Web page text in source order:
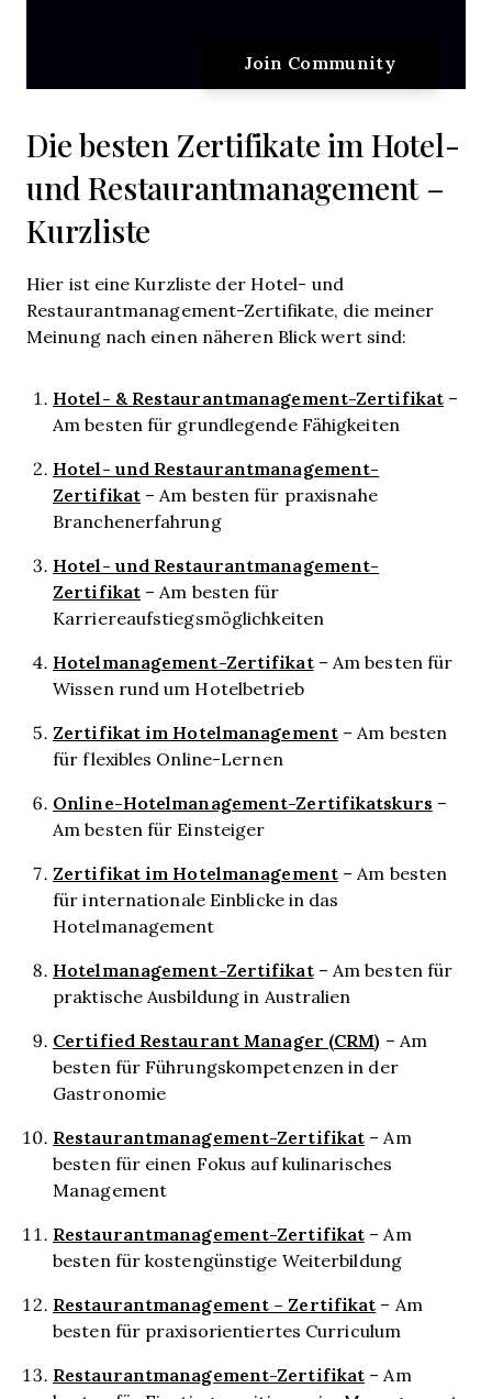
Die besten Zertifikate im Hotel-
und Restaurantmanagement –
Kurzliste
Hier ist eine Kurzliste der Hotel- und
Restaurantmanagement-Zertifikate, die meiner
Meinung nach einen näheren Blick wert sind:
Hotel- & Restaurantmanagement-Zertifikat –
Am besten für grundlegende Fähigkeiten
Hotel- und Restaurantmanagement-
Zertifikat – Am besten für praxisnahe
Branchenerfahrung
Hotel- und Restaurantmanagement-
Zertifikat – Am besten für
Karriereaufstiegsmöglichkeiten
Hotelmanagement-Zertifikat– Am besten für
Wissen rund um Hotelbetrieb
Zertifikat im Hotelmanagement– Am besten
für flexibles Online-Lernen
Online-Hotelmanagement-Zertifikatskurs –
Am besten für Einsteiger
Zertifikat im Hotelmanagement– Am besten
für internationale Einblicke in das
Hotelmanagement
Hotelmanagement-Zertifikat– Am besten für
praktische Ausbildung in Australien
Certified Restaurant Manager (CRM) – Am
besten für Führungskompetenzen in der
Gastronomie
Restaurantmanagement-Zertifikat – Am
besten für einen Fokus auf kulinarisches
Management
Restaurantmanagement-Zertifikat – Am
besten für kostengünstige Weiterbildung
Restaurantmanagement – Zertifikat – Am
besten für praxisorientiertes Curriculum
Restaurantmanagement-Zertifikat – Am